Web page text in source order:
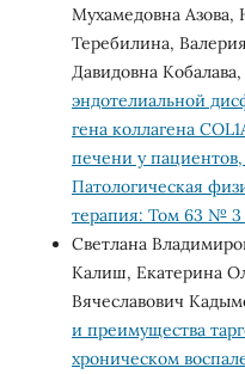
Мухамедовна Азова,
Теребилина,
Давидовна Кобалава,
эндотелиальной
гена коллагена
печени у
Патологическая
терапия: Том 63 № 3
Светлана
Калиш, Екатерина
Вячеславович
и преимущества
хроническом